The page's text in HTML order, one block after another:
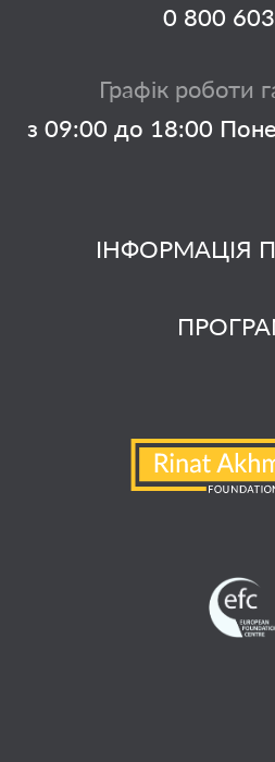
ІНФОРМАЦІЯ
0 800
Графік роботи
з 09:00 до 18:00